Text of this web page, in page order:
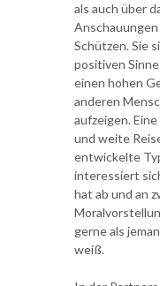
als auch über
Schützen. Sie
positiven
einen hohen
anderen
aufzeigen.
und weite
entwickelte
interessiert
hat ab und an
gerne als
weiß.